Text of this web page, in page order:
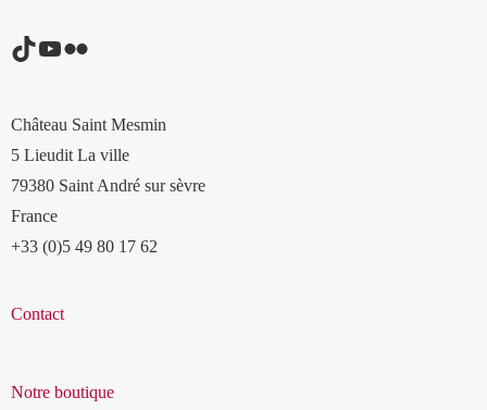
TikTok
YouTube
Flickr
Château Saint Mesmin
5 Lieudit La ville
79380 Saint André sur sèvre
France
+33 (0)5 49 80 17 62
Contact
Notre boutique